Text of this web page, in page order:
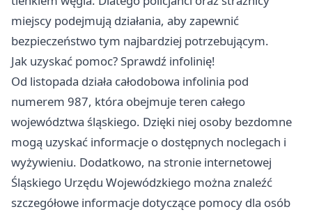
miejscy podejmują działania, aby zapewnić
bezpieczeństwo tym najbardziej potrzebującym.
Jak uzyskać pomoc? Sprawdź infolinię!
Od listopada działa całodobowa infolinia pod
numerem 987, która obejmuje teren całego
województwa śląskiego. Dzięki niej osoby bezdomne
mogą uzyskać informacje o dostępnych noclegach i
wyżywieniu. Dodatkowo, na stronie internetowej
Śląskiego Urzędu Wojewódzkiego można znaleźć
szczegółowe informacje dotyczące pomocy dla osób